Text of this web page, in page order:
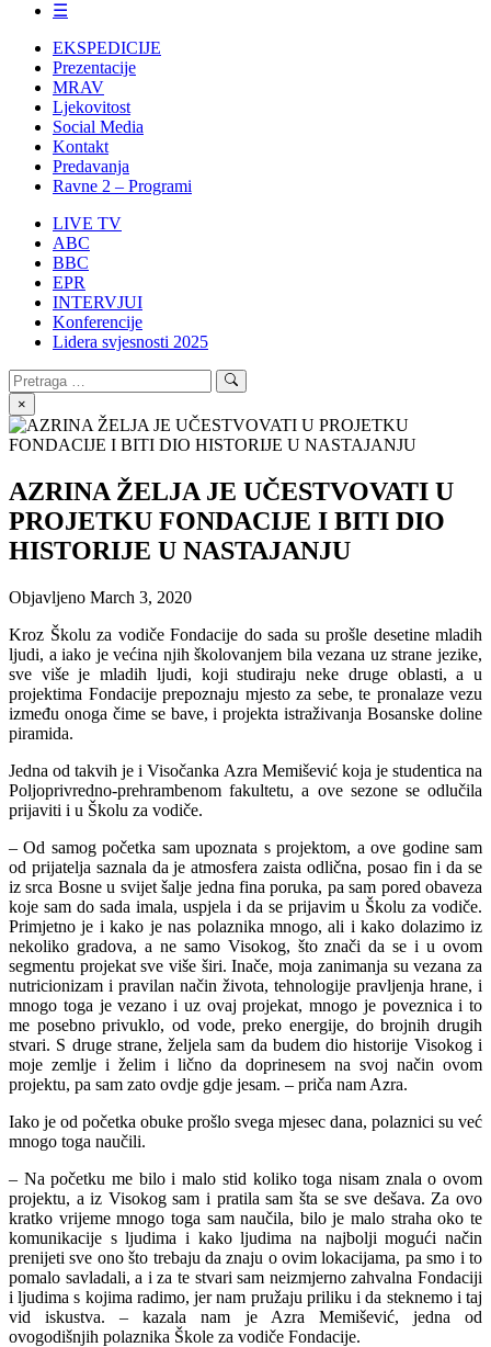
☰
EKSPEDICIJE
Prezentacije
MRAV
Ljekovitost
Social Media
Kontakt
Predavanja
Ravne 2 – Programi
LIVE TV
ABC
BBC
EPR
INTERVJUI
Konferencije
Lidera svjesnosti 2025
Search
for:
Search
×
AZRINA ŽELJA JE UČESTVOVATI U
PROJETKU FONDACIJE I BITI DIO
HISTORIJE U NASTAJANJU
Objavljeno March 3, 2020
Kroz Školu za vodiče Fondacije do sada su prošle desetine mladih
ljudi, a iako je većina njih školovanjem bila vezana uz strane jezike,
sve više je mladih ljudi, koji studiraju neke druge oblasti, a u
projektima Fondacije prepoznaju mjesto za sebe, te pronalaze vezu
između onoga čime se bave, i projekta istraživanja Bosanske doline
piramida.
Jedna od takvih je i Visočanka Azra Memišević koja je studentica na
Poljoprivredno-prehrambenom fakultetu, a ove sezone se odlučila
prijaviti i u Školu za vodiče.
– Od samog početka sam upoznata s projektom, a ove godine sam
od prijatelja saznala da je atmosfera zaista odlična, posao fin i da se
iz srca Bosne u svijet šalje jedna fina poruka, pa sam pored obaveza
koje sam do sada imala, uspjela i da se prijavim u Školu za vodiče.
Primjetno je i kako je nas polaznika mnogo, ali i kako dolazimo iz
nekoliko gradova, a ne samo Visokog, što znači da se i u ovom
segmentu projekat sve više širi. Inače, moja zanimanja su vezana za
nutricionizam i pravilan način života, tehnologije pravljenja hrane, i
mnogo toga je vezano i uz ovaj projekat, mnogo je poveznica i to
me posebno privuklo, od vode, preko energije, do brojnih drugih
stvari. S druge strane, željela sam da budem dio historije Visokog i
moje zemlje i želim i lično da doprinesem na svoj način ovom
projektu, pa sam zato ovdje gdje jesam. – priča nam Azra.
Iako je od početka obuke prošlo svega mjesec dana, polaznici su već
mnogo toga naučili.
– Na početku me bilo i malo stid koliko toga nisam znala o ovom
projektu, a iz Visokog sam i pratila sam šta se sve dešava. Za ovo
kratko vrijeme mnogo toga sam naučila, bilo je malo straha oko te
komunikacije s ljudima i kako ljudima na najbolji mogući način
prenijeti sve ono što trebaju da znaju o ovim lokacijama, pa smo i to
pomalo savladali, a i za te stvari sam neizmjerno zahvalna Fondaciji
i ljudima s kojima radimo, jer nam pružaju priliku i da steknemo i taj
vid iskustva. – kazala nam je Azra Memišević, jedna od
ovogodišnjih polaznika Škole za vodiče Fondacije.